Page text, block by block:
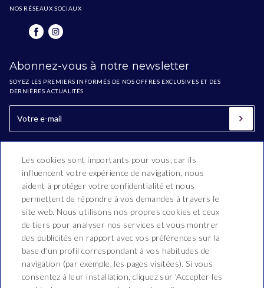
NOS RÉSEAUX SOCIAUX
Abonnez-vous à notre newsletter
SOYEZ LES PREMIERS INFORMÉS DE NOS OFFRES EXCLUSIVES ET DES
DERNIÈRES ACTUALITÉS
Hotel Esplai
Ramon i Cajal, 2-16,
T. 937 690 308
Les cookies sont importants pour vous, car ils
influencent votre expérience de navigation, nous
aident à protéger votre confidentialité et nous
permettent de répondre à vos demandes à travers le
site web. Nous utilisons nos propres cookies et ceux
de tiers pour analyser nos services et vous montrer
des publicités en rapport avec vos préférences sur la
base d'un profil correspondant à vos habitudes de
navigation (par exemple, les pages visitées). Si vous
consentez à leur installation, cliquez sur 'Accepter les